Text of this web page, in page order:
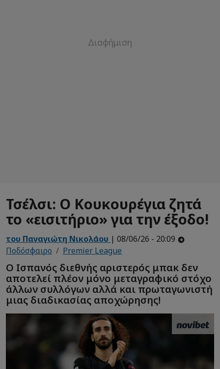
Τσέλσι: Ο Κουκουρέγια ζητά
το «εισιτήριο» για την έξοδο!
του Παναγιώτη Νικολάου | 08/06/26 - 20:09
Ποδόσφαιρο
Premier League
Ο Ισπανός διεθνής αριστερός μπακ δεν
αποτελεί πλέον μόνο μεταγραφικό στόχο
άλλων συλλόγων αλλά και πρωταγωνιστή
μιας διαδικασίας αποχώρησης!